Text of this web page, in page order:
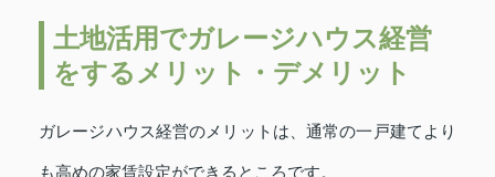
土地活用でガレージハウス経営
をするメリット・デメリット
ガレージハウス経営のメリットは、通常の一戸建てより
も高めの家賃設定ができるところです。